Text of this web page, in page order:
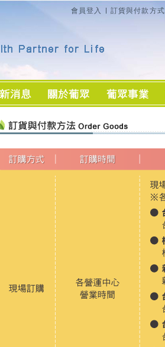
會員登入 訂貨與付款方式